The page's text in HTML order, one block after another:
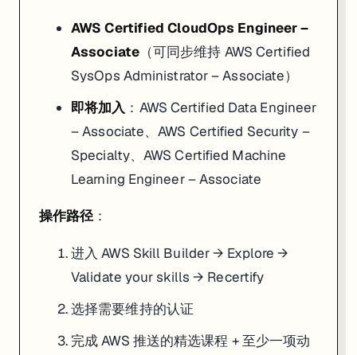
Google Cloud Skills Boost Learning Paths
Google Cloud Skills Boost 的免费层包含以下 5 门课，无需注册订阅，
Introduction to Responsible AI
Introduction to Large Language Models
Introduction to Image Generation
Transformer Models and BERT Model
每门课控制在 45 分钟以内，完成后拿 completion badge（不是 skill
来源：
Four new gen AI learning paths on offer — Google
deeplearning.ai/courses/open-source-models-hugging-face
AWS Certified CloudOps Engineer –
Associate（可同步维持 AWS Certified
SysOps Administrator – Associate）
即将加入 ：AWS Certified Data Engineer
– Associate、AWS Certified Security –
Specialty、AWS Certified Machine
Learning Engineer – Associate
操作路径：
进入 AWS Skill Builder → Explore →
Validate your skills → Recertify
选择需要维持的认证
完成 AWS 推送的精选课程 + 至少一项动